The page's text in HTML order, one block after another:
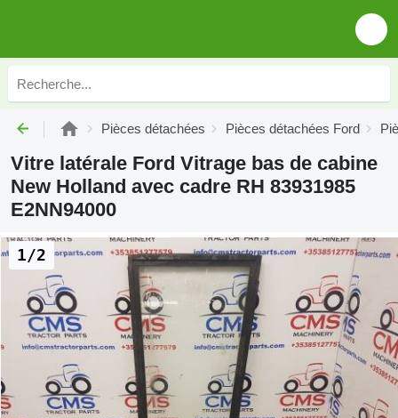
Pièces détachées Pièces détachées Ford
Vitre latérale Ford Vitrage bas de cabine
New Holland avec cadre RH 83931985
E2NN94000
1/2